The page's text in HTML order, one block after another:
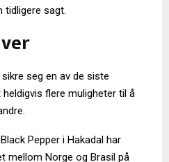
tidligere sagt.
seg en av de siste
flere muligheter til å
Pepper i Hakadal har
mellom Norge og Brasil på